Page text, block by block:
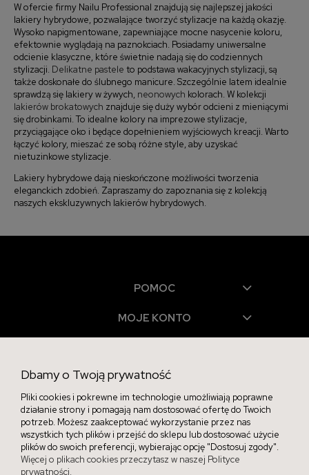
W ofercie firmy Nailu Professional znajdują się najlepszej jakości
lakiery hybrydowe, pozwalające tworzyć stylizacje na każdą okazję.
Wysoko napigmentowane, zapewniające mocne nasycenie koloru,
efektownie wyglądają na paznokciach. Posiadamy uniwersalne
odcienie klasyczne, które świetnie nadają się do codziennych
stylizacji. Delikatne pastele to podstawa wakacyjnych stylizacji, są
także doskonałe do ślubnego manicure. Szczególnie latem idealnie
sprawdzą się lakiery w żywych, neonowych kolorach. W kolekcji
lakierów brokatowych znajduje się duży wybór odcieni z mieniącymi
się drobinkami. To idealne kolory na imprezowe stylizacje,
przyciągające oko i będące dopełnieniem wyjściowych kreacji. Warto
łączyć kolory, mieszać ze sobą różne style, aby uzyskać
nietuzinkowe stylizacje.
Lakiery hybrydowe dają nieskończone możliwości tworzenia
eleganckich zdobień. Zapraszamy do zapoznania się z kolekcją
naszych ekskluzywnych lakierów hybrydowych.
POMOC
MOJE KONTO
INFORMACJE
O NAS
Dbamy o Twoją prywatność
Pliki cookies i pokrewne im technologie umożliwiają poprawne
działanie strony i pomagają nam dostosować ofertę do Twoich
potrzeb. Możesz zaakceptować wykorzystanie przez nas
wszystkich tych plików i przejść do sklepu lub dostosować użycie
plików do swoich preferencji, wybierając opcję "Dostosuj zgody".
Więcej o plikach cookies przeczytasz w naszej Polityce
prywatności.